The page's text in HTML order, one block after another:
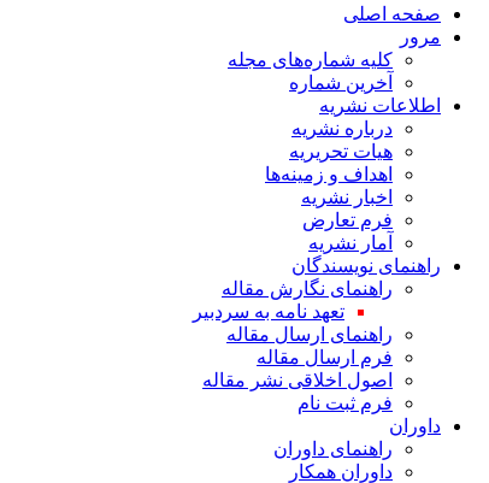
صفحه اصلی
مرور
کلیه شماره‌های مجله
آخرین شماره
اطلاعات نشریه
درباره نشریه
هیات تحریریه
اهداف و زمینه‌ها
اخبار نشریه
فرم تعارض
آمار نشریه
راهنمای نویسندگان
راهنمای نگارش مقاله
تعهد نامه به سردبیر
راهنمای ارسال مقاله
فرم ارسال مقاله
اصول اخلاقی نشر مقاله
فرم ثبت نام
داوران
راهنمای داوران
داوران همکار